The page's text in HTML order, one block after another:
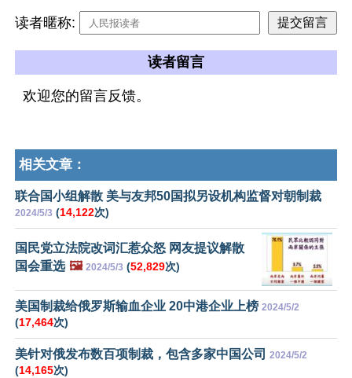
读者暱称:
读者留言
欢迎您的留言反馈。
相关文章：
联合国小组解散 美与友邦50国拟另设机构监督对朝制裁
2024/5/3 (14,122次)
国民党立法院改词汇惹众怒 网友提议解散
国会重选 🖼️ 2024/5/3 (52,829次)
美国制裁给俄罗斯输血企业 20中港企业上榜 2024/5/2
(17,464次)
美针对俄发布数百项制裁，包含多家中国公司 2024/5/2
(14,165次)